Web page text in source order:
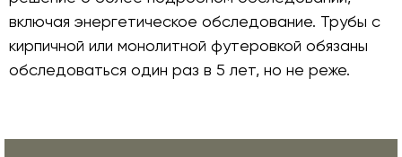
включая энергетическое обследование. Трубы с
кирпичной или монолитной футеровкой обязаны
обследоваться один раз в 5 лет, но не реже.